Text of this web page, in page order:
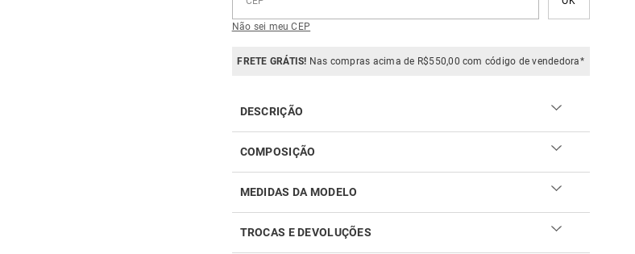
Não sei meu CEP
FRETE GRÁTIS! Nas compras acima de R$550,00 com código de vendedora*
DESCRIÇÃO
COMPOSIÇÃO
MEDIDAS DA MODELO
TROCAS E DEVOLUÇÕES